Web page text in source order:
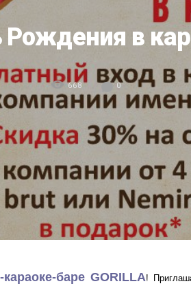
в
668 0
караоке-баре GORILLA!